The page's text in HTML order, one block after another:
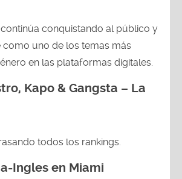
conquistando al público y
uno de los temas más
en las plataformas digitales.
Kapo & Gangsta – La
todos los rankings.
Ingles en Miami